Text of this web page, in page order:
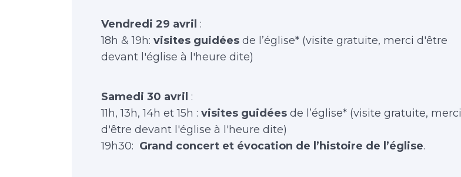
Vendredi 29 avril :
18h & 19h: visites guidées de l’église* (visite gratuite, merci d'être
devant l'église à l'heure dite)
Samedi 30 avril :
11h, 13h, 14h et 15h : visites guidées de l’église* (visite gratuite, merci
d'être devant l'église à l'heure dite)
19h30: Grand concert et évocation de l’histoire de l’église.